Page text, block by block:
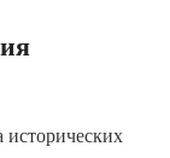
исторических